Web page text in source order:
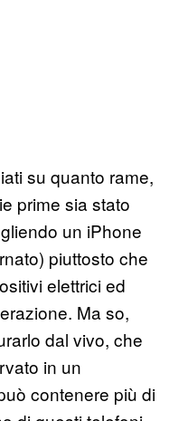
su quanto rame,
prime sia stato
un iPhone
piuttosto che
elettrici ed
Ma so,
dal vivo, che
in un
contenere più di